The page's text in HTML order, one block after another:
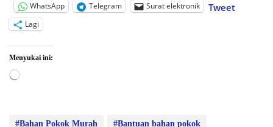
WhatsApp Telegram Surat elektronik Tweet
Lagi
Menyukai ini:
Memuat...
#Bahan Pokok Murah #Bantuan bahan pokok